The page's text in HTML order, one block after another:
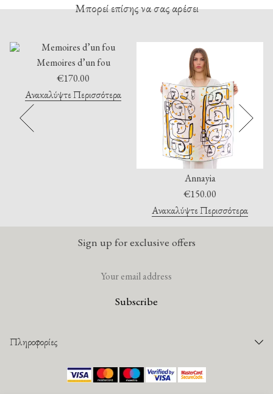
Μπορεί επίσης να σας αρέσει
Memoires d’un fou
€170.00
Ανακαλύψτε Περισσότερα
Annayia
€150.00
Ανακαλύψτε Περισσότερα
Sign up for exclusive offers
Πληροφορίες
Παραγγελίες